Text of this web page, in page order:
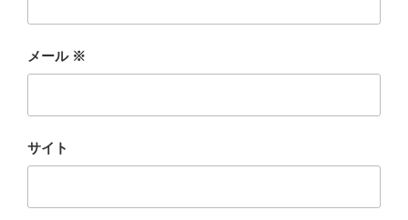
メール ※
サイト